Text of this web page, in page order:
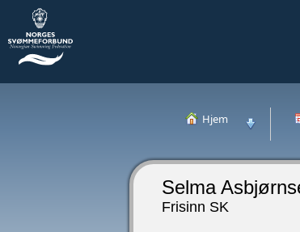
Hjem
Selma
Frisinn SK